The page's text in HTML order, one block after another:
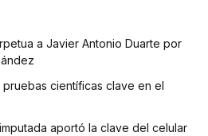
a Javier Antonio Duarte por
científicas clave en el
aportó la clave del celular